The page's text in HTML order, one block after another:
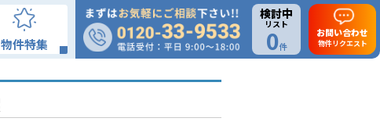
物件特集
検討中
リスト
0件
お問い合わせ
物件リクエスト